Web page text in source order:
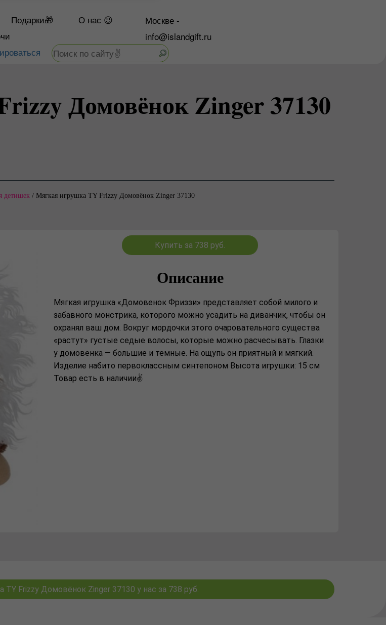
Подарки🎁 О нас 😉
Москве -
info@islandgift.ru
Домовёнок Zinger 37130
детишек/ Мягкая игрушка TY Frizzy Домовёнок Zinger 37130
Купить за 738 руб.
Описание
Мягкая игрушка «Домовенок Фриззи» представляет собой милого и
забавного монстрика, которого можно усадить на диванчик, чтобы он
охранял ваш дом. Вокруг мордочки этого очаровательного существа
«растут» густые седые волосы, которые можно расчесывать. Глазки
у домовенка — большие и темные. На ощупь он приятный и мягкий.
Изделие набито первоклассным синтепоном Высота игрушки: 15 см
Товар есть в наличии✌️
TY Frizzy Домовёнок Zinger 37130 у нас за 738 руб.